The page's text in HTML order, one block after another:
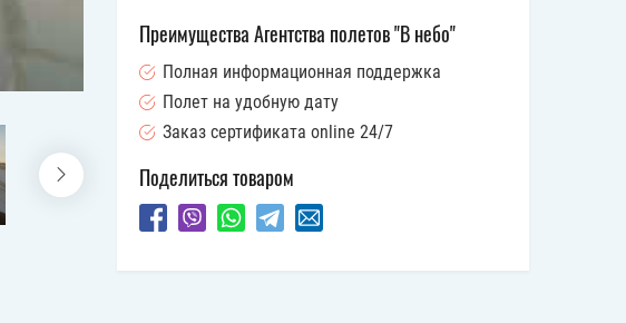
Преимущества Агентства полетов "В небо"
Полная информационная поддержка
Полет на удобную дату
Заказ сертификата online 24/7
Поделиться товаром